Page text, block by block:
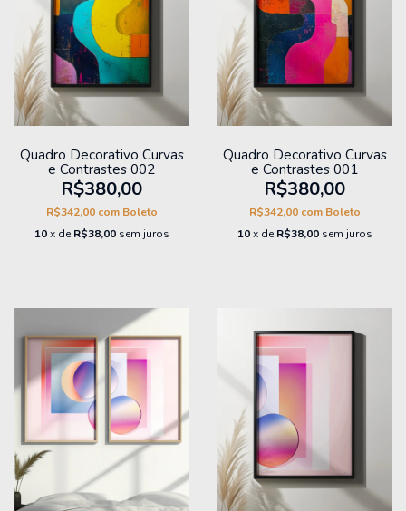
Quadro Decorativo Curvas
e Contrastes 002
R$380,00
R$342,00 com Boleto
10 x de R$38,00 sem juros
Quadro Decorativo Curvas
e Contrastes 001
R$380,00
R$342,00 com Boleto
10 x de R$38,00 sem juros